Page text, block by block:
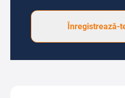
Înregistrează-